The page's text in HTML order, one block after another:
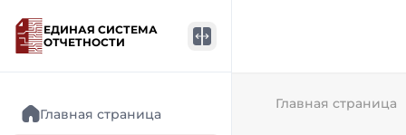
ЕДИНАЯ СИСТЕМА
ОТЧЕТНОСТИ
Главная страница
Главная страница